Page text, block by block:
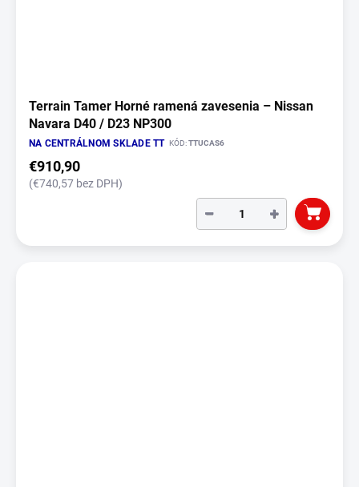
Terrain Tamer Horné ramená zavesenia – Nissan
Navara D40 / D23 NP300
NA CENTRÁLNOM SKLADE TT KÓD:TTUCAS6
€910,90
(€740,57 bez DPH)
+
−